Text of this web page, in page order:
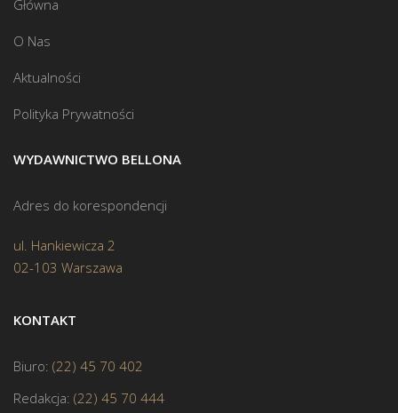
Główna
O Nas
Aktualności
Polityka Prywatności
WYDAWNICTWO BELLONA
Adres do korespondencji
ul. Hankiewicza 2
02-103 Warszawa
KONTAKT
Biuro: (22) 45 70 402
Redakcja: (22) 45 70 444